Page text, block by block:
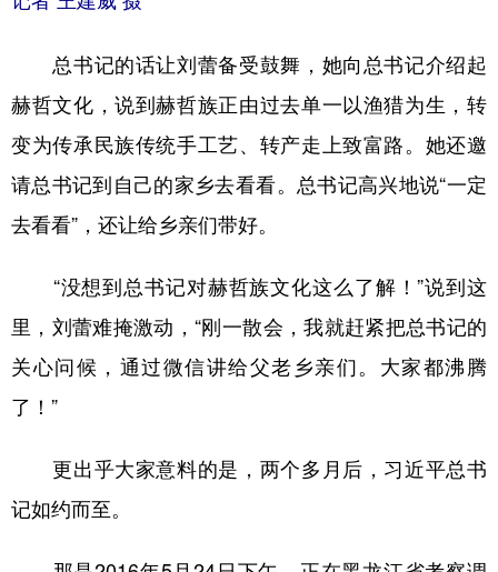
总书记的话让刘蕾备受鼓舞，她向总书记介绍起
赫哲文化，说到赫哲族正由过去单一以渔猎为生，转
变为传承民族传统手工艺、转产走上致富路。她还邀
请总书记到自己的家乡去看看。总书记高兴地说“一定
去看看”，还让给乡亲们带好。
“没想到总书记对赫哲族文化这么了解！”说到这
里，刘蕾难掩激动，“刚一散会，我就赶紧把总书记的
关心问候，通过微信讲给父老乡亲们。大家都沸腾
了！”
更出乎大家意料的是，两个多月后，习近平总书
记如约而至。